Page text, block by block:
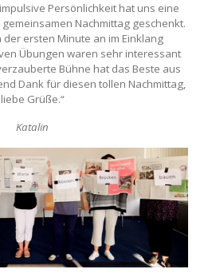
Persönlichkeit hat uns eine
Nachmittag geschenkt.
ersten Minute an im Einklang
Übungen waren sehr interessant
Bühne hat das Beste aus
Dank für diesen tollen Nachmittag,
liebe Grüße.“
Katalin